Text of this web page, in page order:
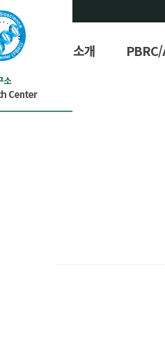
PBRC/APMC 소개